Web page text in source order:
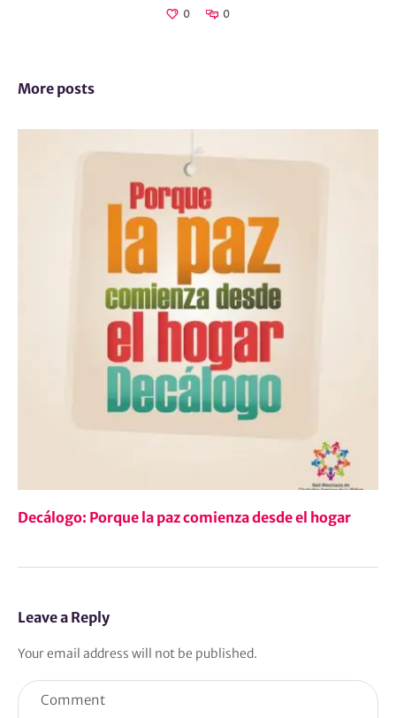
0 0
More posts
Decálogo: Porque la paz comienza desde el hogar
Leave a Reply
Your email address will not be published.